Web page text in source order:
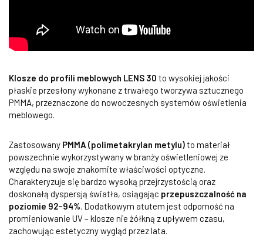
Klosze do profili meblowych LENS 30 to wysokiej jakości
płaskie przesłony wykonane z trwałego tworzywa sztucznego
PMMA, przeznaczone do nowoczesnych systemów oświetlenia
meblowego.
Zastosowany PMMA (polimetakrylan metylu)to materiał
powszechnie wykorzystywany w branży oświetleniowej ze
względu na swoje znakomite właściwości optyczne.
Charakteryzuje się bardzo wysoką przejrzystością oraz
doskonałą dyspersją światła, osiągając przepuszczalność na
poziomie 92–94%. Dodatkowym atutem jest odporność na
promieniowanie UV – klosze nie żółkną z upływem czasu,
zachowując estetyczny wygląd przez lata.